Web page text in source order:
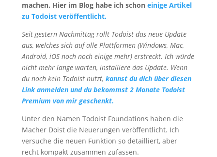
machen. Hier im Blog habe ich schon einige Artikel
zu Todoist veröffentlicht.
Seit gestern Nachmittag rollt Todoist das neue Update
aus, welches sich auf alle Plattformen (Windows, Mac,
Android, iOS noch noch einige mehr) erstreckt. Ich würde
nicht mehr lange warten, installiere das Update. Wenn
du noch kein Todoist nutzt, kannst du dich über diesen
Link anmelden und du bekommst 2 Monate Todoist
Premium von mir geschenkt.
Unter den Namen Todoist Foundations haben die
Macher Doist die Neuerungen veröffentlicht. Ich
versuche die neuen Funktion so detailliert, aber
recht kompakt zusammen zufassen.